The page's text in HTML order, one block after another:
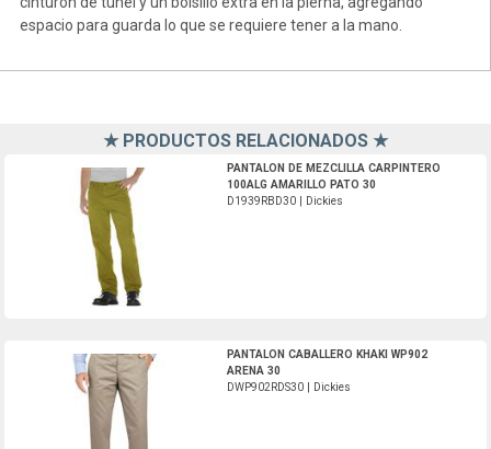
espacio para guarda lo que se requiere tener a la mano.
★ PRODUCTOS RELACIONADOS ★
PANTALON DE MEZCLILLA CARPINTERO
100ALG AMARILLO PATO 30
D1939RBD30 | Dickies
PANTALON CABALLERO KHAKI WP902
ARENA 30
DWP902RDS30 | Dickies